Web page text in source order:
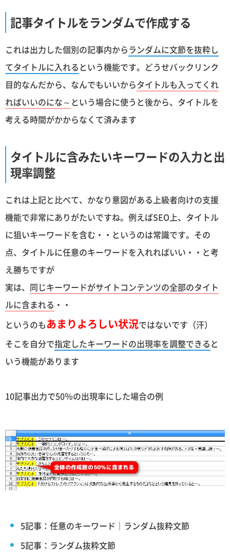
記事タイトルをランダムで作成する
これは出力した個別の記事内からランダムに文節を抜粋し
てタイトルに入れるという機能です。どうせバックリンク
目的なんだから、なんでもいいからタイトルも入ってくれ
ればいいのにな～ という場合に使うと後から、タイトルを
考える時間がかからなくて済みます
タイトルに含みたいキーワードの入力と出
現率調整
これは上記と比べて、かなり意図がある上級者向けの支援
機能で非常にありがたいですね。例えばSEO上、タイトル
に狙いキーワードを含む・・というのは常識です。その
点、タイトルに任意のキーワードを入れればいい・・と考
え勝ちですが
実は、 同じキーワードがサイトコンテンツの全部のタイト
ルに含まれる ・・
というのもあまりよろしい状況ではないです（汗）
そこを自分で指定したキーワードの出現率を調整できると
いう機能があります
10記事出力で50％の出現率にした場合の例
5記事：任意のキーワード｜ランダム抜粋文節
5記事：ランダム抜粋文節